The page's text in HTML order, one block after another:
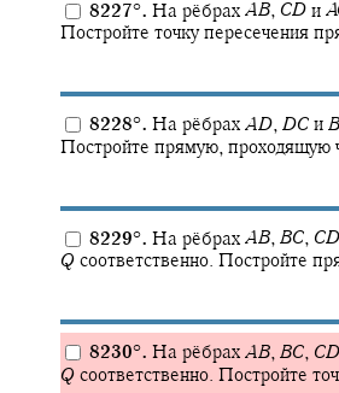
8227°. На рёбрах AB, CD и A
Постройте точку пересечения
8228°. На рёбрах AD, DC и B
Постройте прямую, проходящую
8229°. На рёбрах AB, BC, CD
Q соответственно. Постройте
8230°. На рёбрах AB, BC, CD
Q соответственно. Постройте